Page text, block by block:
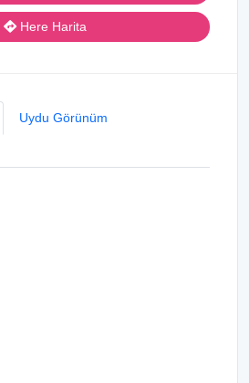
Here Harita
Uydu Görünüm